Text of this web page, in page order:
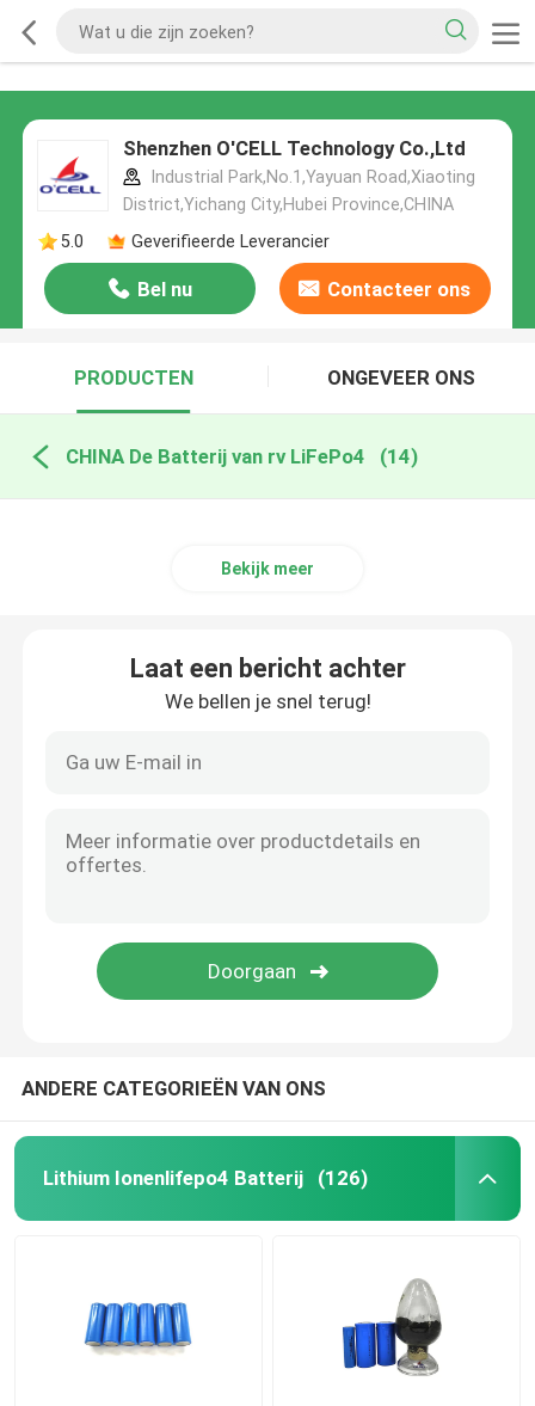
Shenzhen O'CELL Technology Co.,Ltd
Industrial Park,No.1,Yayuan Road,Xiaoting
District,Yichang City,Hubei Province,CHINA
5.0
Geverifieerde Leverancier
Bel nu Contacteer ons
PRODUCTEN ONGEVEER ONS
CHINA De Batterij van rv LiFePo4 (14)
Bekijk meer
Laat een bericht achter
We bellen je snel terug!
ANDERE CATEGORIEËN VAN ONS
Lithium Ionenlifepo4 Batterij (126)